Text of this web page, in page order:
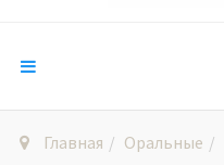
Главная Оральные